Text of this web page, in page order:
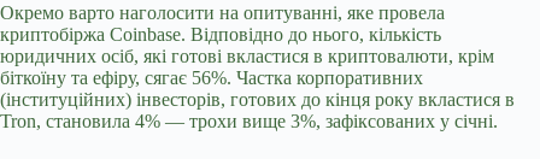
Окремо варто наголосити на опитуванні, яке провела
криптобіржа Coinbase. Відповідно до нього, кількість
юридичних осіб, які готові вкластися в криптовалюти, крім
біткоїну та ефіру, сягає 56%. Частка корпоративних
(інституційних) інвесторів, готових до кінця року вкластися в
Tron, становила 4% — трохи вище 3%, зафіксованих у січні.